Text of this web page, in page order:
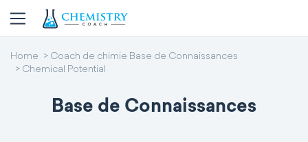
Home
Coach de chimie Base de Connaissances
Chemical Potential
Base de Connaissances